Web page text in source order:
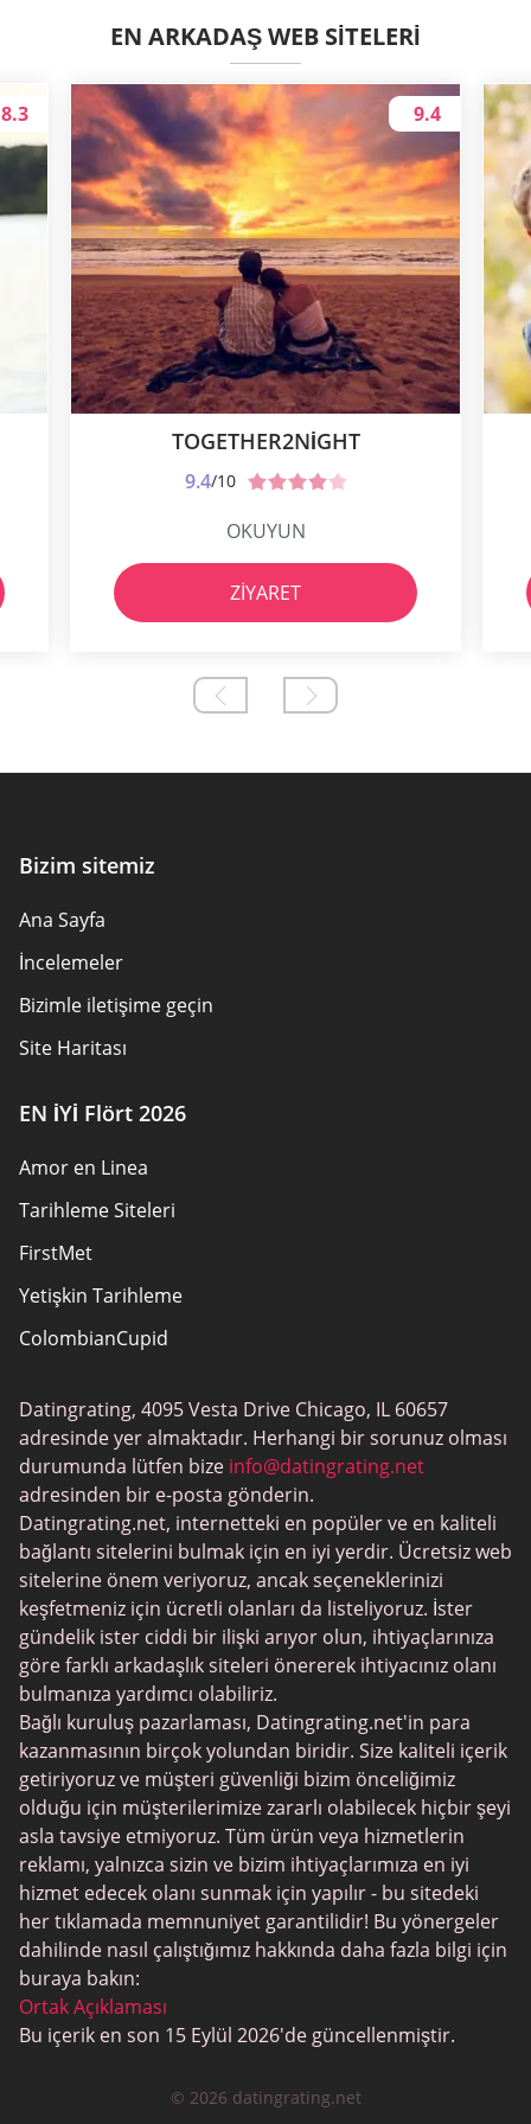
EN ARKADAŞ WEB SITELERI
8.3
TOGETHER2NIGHT
9.4/10
9.4
OKUYUN
ZIYARET
Bizim sitemiz
Ana Sayfa
İncelemeler
Bizimle iletişime geçin
Site Haritası
EN İYİ Flört 2026
Amor en Linea
Tarihleme Siteleri
FirstMet
Yetişkin Tarihleme
ColombianCupid
MeetMindful
BDSM Flört
BBPeopleMeet
Şeker Baba Siteleri
JPeopleMeet
Trans Tarihleme
Kıdemli Tarihleme
MyLOL
Gay Tarihleme
Lezbiyen Tarihleme
Siyah Tarihleme Siteleri
SugarDaddyMeet
LatinAmericanCupid
CatholicMatch
Datingrating, 4095 Vesta Drive Chicago, IL 60657
adresinde yer almaktadır. Herhangi bir sorunuz olması
durumunda lütfen bize info@datingrating.net
adresinden bir e-posta gönderin.
Datingrating.net, internetteki en popüler ve en kaliteli
bağlantı sitelerini bulmak için en iyi yerdir. Ücretsiz web
sitelerine önem veriyoruz, ancak seçeneklerinizi
keşfetmeniz için ücretli olanları da listeliyoruz. İster
gündelik ister ciddi bir ilişki arıyor olun, ihtiyaçlarınıza
göre farklı arkadaşlık siteleri önererek ihtiyacınız olanı
bulmanıza yardımcı olabiliriz.
Bağlı kuruluş pazarlaması, Datingrating.net'in para
kazanmasının birçok yolundan biridir. Size kaliteli içerik
getiriyoruz ve müşteri güvenliği bizim önceliğimiz
olduğu için müşterilerimize zararlı olabilecek hiçbir şeyi
asla tavsiye etmiyoruz. Tüm ürün veya hizmetlerin
reklamı, yalnızca sizin ve bizim ihtiyaçlarımıza en iyi
hizmet edecek olanı sunmak için yapılır - bu sitedeki
her tıklamada memnuniyet garantilidir! Bu yönergeler
dahilinde nasıl çalıştığımız hakkında daha fazla bilgi için
buraya bakın:
Ortak Açıklaması
Bu içerik en son 15 Eylül 2026'de güncellenmiştir.
© 2026 datingrating.net